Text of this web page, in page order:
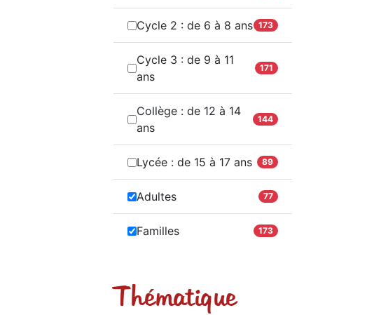
Cycle 2 : de 6 à 8 ans 173
Cycle 3 : de 9 à 11
ans
171
Collège : de 12 à 14
ans
144
Lycée : de 15 à 17 ans 89
Adultes 77
Familles 173
Thématique